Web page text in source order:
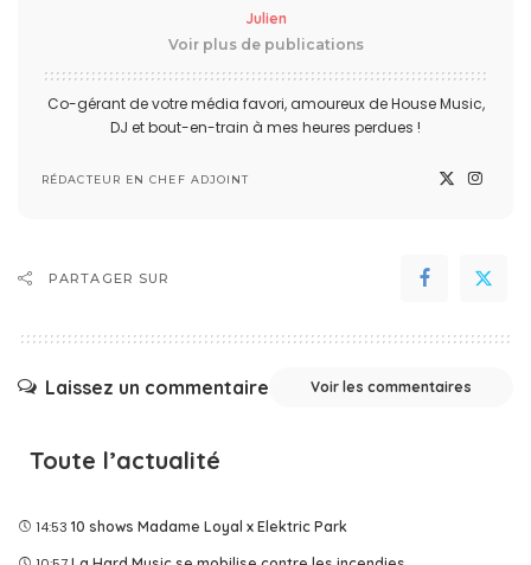
Julien
Voir plus de publications
Co-gérant de votre média favori, amoureux de House Music,
DJ et bout-en-train à mes heures perdues !
RÉDACTEUR EN CHEF ADJOINT
PARTAGER SUR
Laissez un commentaire Voir les commentaires
Toute l’actualité
14:53 10 shows Madame Loyal x Elektric Park